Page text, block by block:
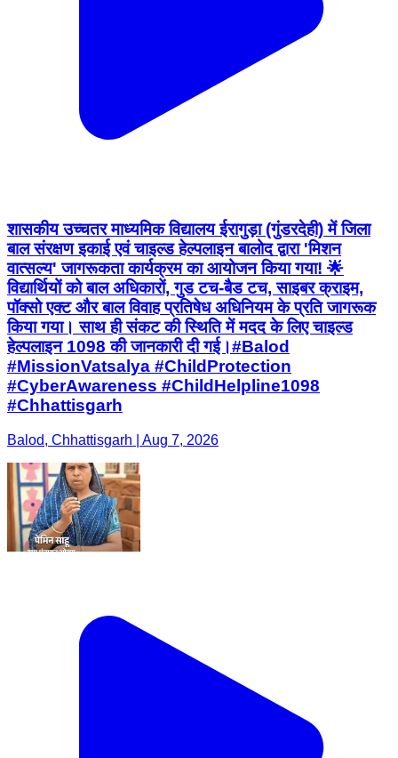
शासकीय उच्चतर माध्यमिक विद्यालय ईरागुड़ा (गुंडरदेही) में जिला
बाल संरक्षण इकाई एवं चाइल्ड हेल्पलाइन बालोद द्वारा 'मिशन
वात्सल्य' जागरूकता कार्यक्रम का आयोजन किया गया! 🌟 ​
विद्यार्थियों को बाल अधिकारों, गुड टच-बैड टच, साइबर क्राइम,
पॉक्सो एक्ट और बाल विवाह प्रतिषेध अधिनियम के प्रति जागरूक
किया गया। साथ ही संकट की स्थिति में मदद के लिए चाइल्ड
हेल्पलाइन 1098 की जानकारी दी गई। ​#Balod
#MissionVatsalya #ChildProtection
#CyberAwareness #ChildHelpline1098
#Chhattisgarh
Balod, Chhattisgarh | Aug 7, 2026